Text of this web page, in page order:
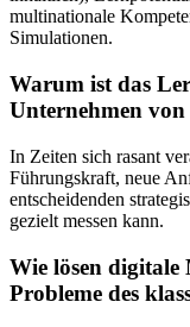
multinationale
Simulationen.
Warum ist das
Unternehmen
In Zeiten sich rasant
Führungskraft, neue
entscheidenden
gezielt messen kann.
Wie lösen digitale
Probleme des